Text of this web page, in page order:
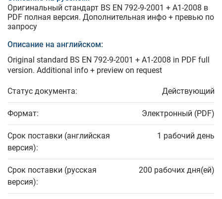
Оригинальный стандарт BS EN 792-9-2001 + A1-2008 в
PDF полная версия. Дополнительная инфо + превью по
запросу
Описание на английском:
Original standard BS EN 792-9-2001 + A1-2008 in PDF full
version. Additional info + preview on request
Статус документа: Действующий
Формат: Электронный (PDF)
Срок поставки (английская
версия):
1 рабочий день
Срок поставки (русская
версия):
200 рабочих дня(ей)